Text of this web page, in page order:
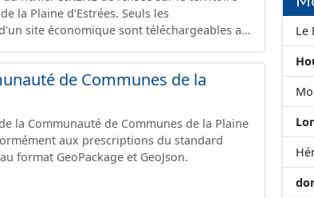
d'Estrées. Seuls les
site économique sont téléchargeables au
jour. Il est filtré au-delà des prescriptions
de Communes de la
la Communauté de Communes de la Plaine
aux prescriptions du standard
format GeoPackage et GeoJson.
Le